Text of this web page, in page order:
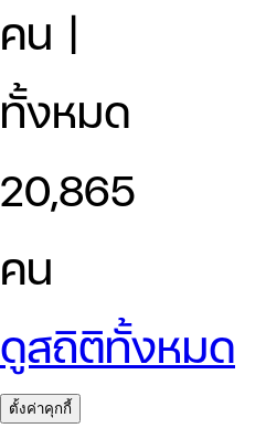
คน |
ทั้งหมด
20,865
คน
ดูสถิติทั้งหมด
ตั้งค่าคุกกี้